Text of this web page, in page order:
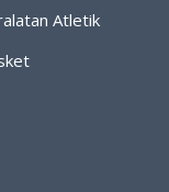
Atletik